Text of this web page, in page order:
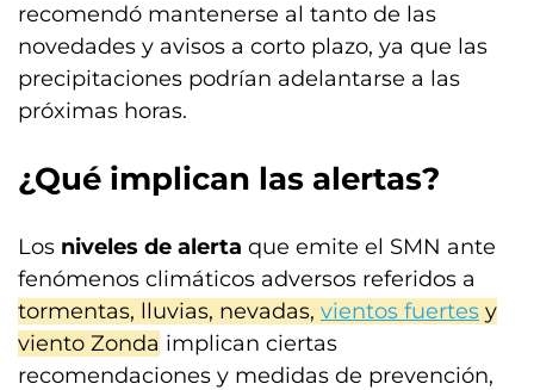
recomendó mantenerse al tanto de las
novedades y avisos a corto plazo, ya que las
precipitaciones podrían adelantarse a las
próximas horas.
¿Qué implican las alertas?
Los niveles de alerta que emite el SMN ante
fenómenos climáticos adversos referidos a
tormentas, lluvias, nevadas, vientos fuertes y
viento Zonda implican ciertas
recomendaciones y medidas de prevención,